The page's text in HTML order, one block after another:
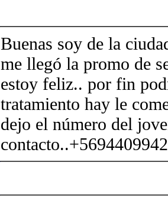
Buenas soy de la
me llegó la promo de
estoy feliz.. por fin
tratamiento hay le
dejo el número del